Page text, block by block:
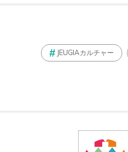
JEUGIAカルチャー